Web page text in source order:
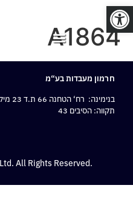
פתח סרגל נגישות
A1864
חרמון מעבדות בע“מ
בנימינה: רח‘ הטחנה 66 ת.ד 23 מיקוד 3055001,
תקווה: הסיבים 43
All Rights Reserved.